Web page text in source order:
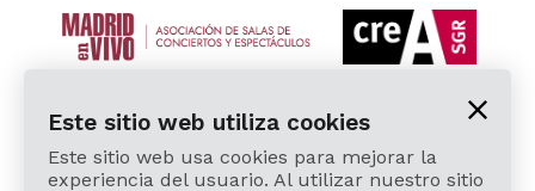
Este sitio web utiliza cookies
Este sitio web usa cookies para mejorar la
experiencia del usuario. Al utilizar nuestro sitio